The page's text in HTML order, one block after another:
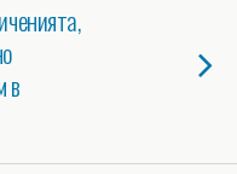
в